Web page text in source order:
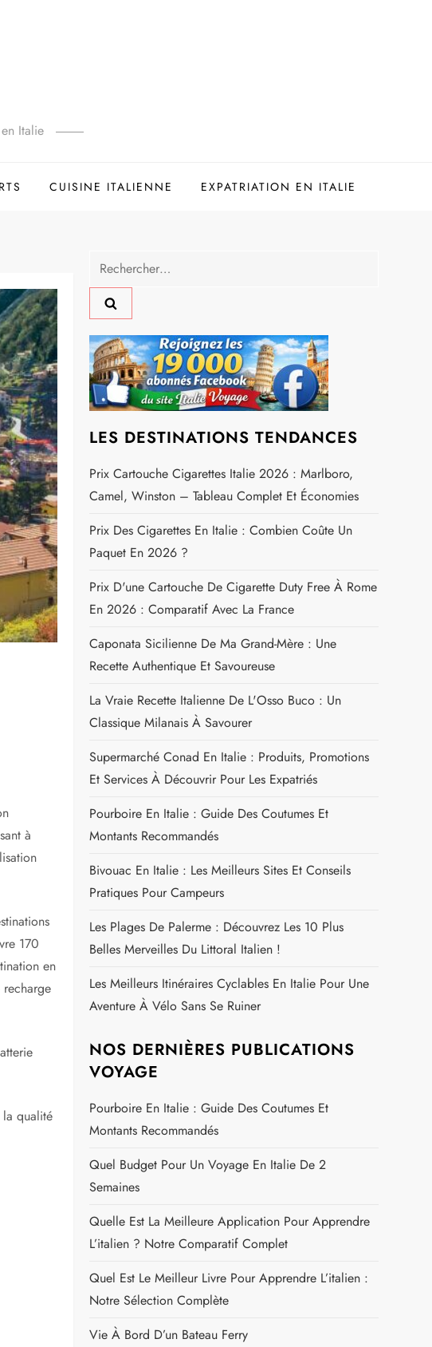
Italie
CUISINE ITALIENNE EXPATRIATION EN ITALIE
à
170
en
la qualité
Rechercher :
LES DESTINATIONS TENDANCES
Prix Cartouche Cigarettes Italie 2026 : Marlboro,
Camel, Winston – Tableau Complet Et Économies
Prix Des Cigarettes En Italie : Combien Coûte Un
Paquet En 2026 ?
Prix D'une Cartouche De Cigarette Duty Free À Rome
En 2026 : Comparatif Avec La France
Caponata Sicilienne De Ma Grand-Mère : Une
Recette Authentique Et Savoureuse
La Vraie Recette Italienne De L'Osso Buco : Un
Classique Milanais À Savourer
Supermarché Conad En Italie : Produits, Promotions
Et Services À Découvrir Pour Les Expatriés
Pourboire En Italie : Guide Des Coutumes Et
Montants Recommandés
Bivouac En Italie : Les Meilleurs Sites Et Conseils
Pratiques Pour Campeurs
Les Plages De Palerme : Découvrez Les 10 Plus
Belles Merveilles Du Littoral Italien !
Les Meilleurs Itinéraires Cyclables En Italie Pour Une
Aventure À Vélo Sans Se Ruiner
NOS DERNIÈRES PUBLICATIONS
VOYAGE
Pourboire En Italie : Guide Des Coutumes Et
Montants Recommandés
Quel Budget Pour Un Voyage En Italie De 2
Semaines
Quelle Est La Meilleure Application Pour Apprendre
L’italien ? Notre Comparatif Complet
Quel Est Le Meilleur Livre Pour Apprendre L’italien :
Notre Sélection Complète
Vie À Bord D’un Bateau Ferry